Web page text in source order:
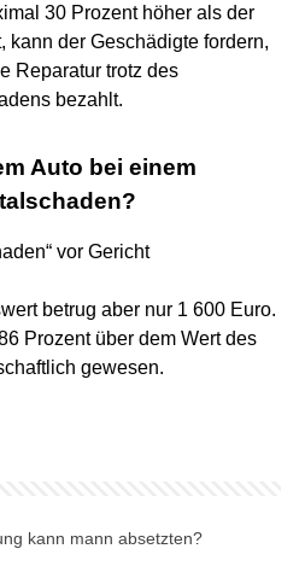
30 Prozent höher als der
kann der Geschädigte fordern,
Reparatur trotz des
bezahlt.
Auto bei einem
vor Gericht
betrug aber nur 1 600 Euro.
Prozent über dem Wert des
gewesen.
kann mann absetzten?